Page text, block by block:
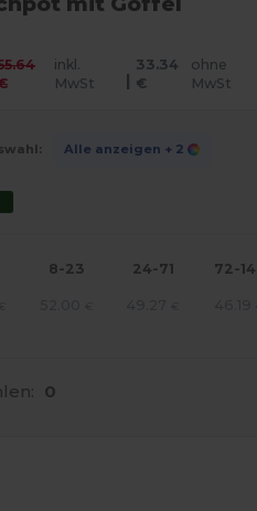
inkl.
MwSt
|
33.34
€
ohne
MwSt
Alle anzeigen + 2
8-23 24-71 72-
0